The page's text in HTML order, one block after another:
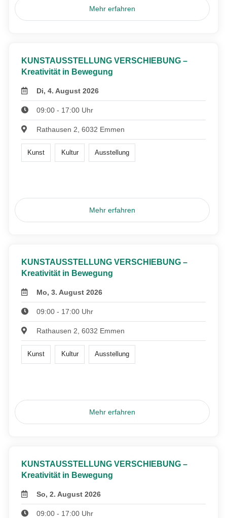
Mehr erfahren
KUNSTAUSSTELLUNG VERSCHIEBUNG –
Kreativität in Bewegung
Di, 4. August 2026
09:00 - 17:00 Uhr
Rathausen 2, 6032 Emmen
Kunst Kultur Ausstellung
Mehr erfahren
KUNSTAUSSTELLUNG VERSCHIEBUNG –
Kreativität in Bewegung
Mo, 3. August 2026
09:00 - 17:00 Uhr
Rathausen 2, 6032 Emmen
Kunst Kultur Ausstellung
Mehr erfahren
KUNSTAUSSTELLUNG VERSCHIEBUNG –
Kreativität in Bewegung
So, 2. August 2026
09:00 - 17:00 Uhr